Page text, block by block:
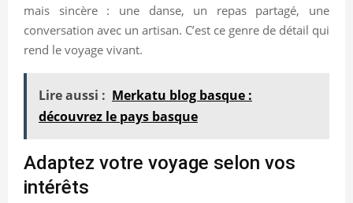
mais sincère : une danse, un repas partagé, une
conversation avec un artisan. C’est ce genre de détail qui
rend le voyage vivant.
Lire aussi : Merkatu blog basque :
découvrez le pays basque
Adaptez votre voyage selon vos
intérêts